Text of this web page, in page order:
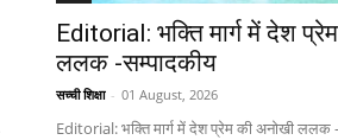
Editorial: भक्ति मार्ग में देश
ललक -सम्पादकीय
सच्ची शिक्षा - 01 August, 2026
Editorial: भक्ति मार्ग में देश प्रेम की अनोखी ललक